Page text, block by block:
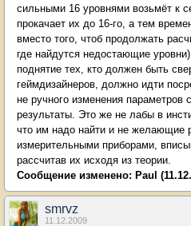
сильными 16 уровнями возьмёт к
прокачает их до 16-го, а тем
вместо того, чтоб продолжать
где найдутся недостающие
поднятие тех, кто должен быть
геймдизайнеров, должно идти
не ручного изменения параметров
результаты. Это же не лабы в
что им надо найти и не желающие
измерительными приборами,
рассчитав их исходя из теории.
Сообщение изменено: Paul
smrvz
11.12.2009